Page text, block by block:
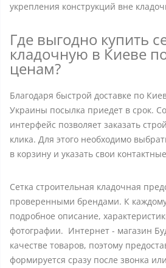
укрепления конструкций вне
Где выгодно купить
кладочную в Киеве
ценам?
Благодаря быстрой доставке по
Украины посылка приедет в срок.
интерфейс позволяет заказать
клика. Для этого необходимо
в корзину и указать свои
Сетка строительная кладочная
проверенными брендами. К
подробное описание,
фотографии. Интернет - магазин
качестве товаров, поэтому
формируется сразу после звонка